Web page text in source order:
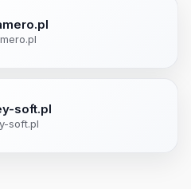
soft.pl
soft.pl